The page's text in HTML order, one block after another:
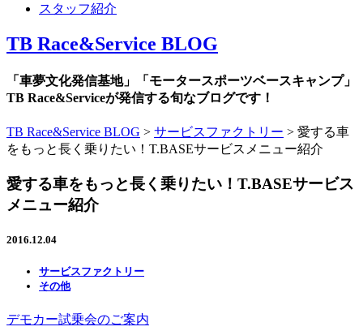
スタッフ紹介
TB Race&Service BLOG
「車夢文化発信基地」「モータースポーツベースキャンプ」
TB Race&Serviceが発信する旬なブログです！
TB Race&Service BLOG > サービスファクトリー > 愛する車
をもっと長く乗りたい！T.BASEサービスメニュー紹介
愛する車をもっと長く乗りたい！T.BASEサービス
メニュー紹介
2016.12.04
サービスファクトリー
その他
デモカー試乗会のご案内